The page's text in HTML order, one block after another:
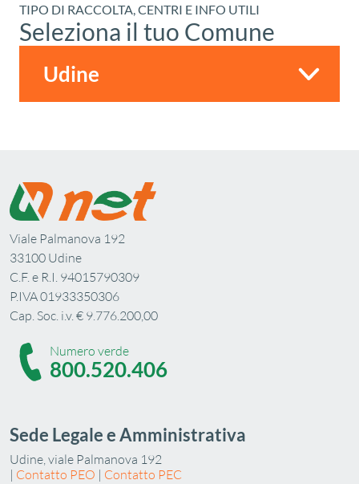
TIPO DI RACCOLTA, CENTRI E INFO UTILI
Seleziona il tuo Comune
Viale Palmanova 192
33100 Udine
C.F. e R.I. 94015790309
P.IVA 01933350306
Cap. Soc. i.v. € 9.776.200,00
Numero verde
800.520.406
Sede Legale e Amministrativa
Udine, viale Palmanova 192
| Contatto PEO | Contatto PEC